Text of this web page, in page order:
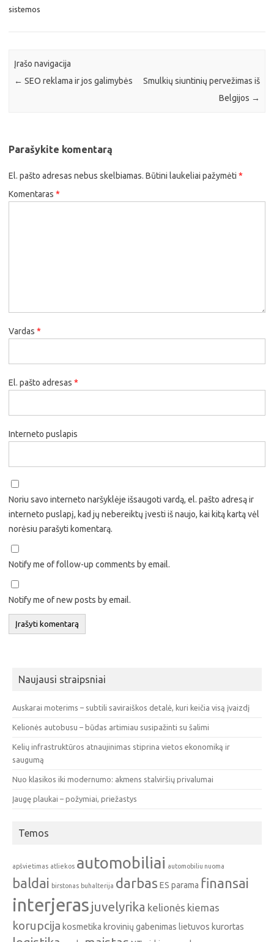
sistemos
Įrašo navigacija
← SEO reklama ir jos galimybės
Smulkių siuntinių pervežimas iš
Belgijos →
Parašykite komentarą
El. pašto adresas nebus skelbiamas. Būtini laukeliai pažymėti *
Komentaras *
Vardas *
El. pašto adresas *
Interneto puslapis
Noriu savo interneto naršyklėje išsaugoti vardą, el. pašto adresą ir
interneto puslapį, kad jų nebereiktų įvesti iš naujo, kai kitą kartą vėl
norėsiu parašyti komentarą.
Notify me of follow-up comments by email.
Notify me of new posts by email.
Naujausi straipsniai
Auskarai moterims – subtili saviraiškos detalė, kuri keičia visą įvaizdį
Kelionės autobusu – būdas artimiau susipažinti su šalimi
Kelių infrastruktūros atnaujinimas stiprina vietos ekonomiką ir
saugumą
Nuo klasikos iki modernumo: akmens stalviršių privalumai
Įaugę plaukai – požymiai, priežastys
Temos
apšvietimas atliekos automobiliai automobiliu nuoma
baldai birstonas buhalterija darbas ES parama finansai
interjeras juvelyrika kelionės kiemas
korupcija kosmetika krovinių gabenimas lietuvos kurortas